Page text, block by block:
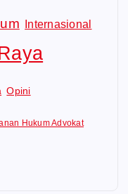
Internasional
Opini
Hukum Advokat